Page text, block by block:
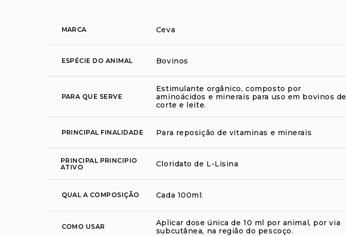
MARCA Ceva
ESPÉCIE DO ANIMAL Bovinos
PARA QUE SERVE
Estimulante orgânico, composto por
aminoácidos e minerais para uso em bovinos de
corte e leite.
PRINCIPAL FINALIDADE Para reposição de vitaminas e minerais
PRINCIPAL PRINCIPIO
ATIVO
Cloridato de L-Lisina
QUAL A COMPOSIÇÃO Cada 100ml:
COMO USAR
Aplicar dose única de 10 ml por animal, por via
subcutânea, na região do pescoço.